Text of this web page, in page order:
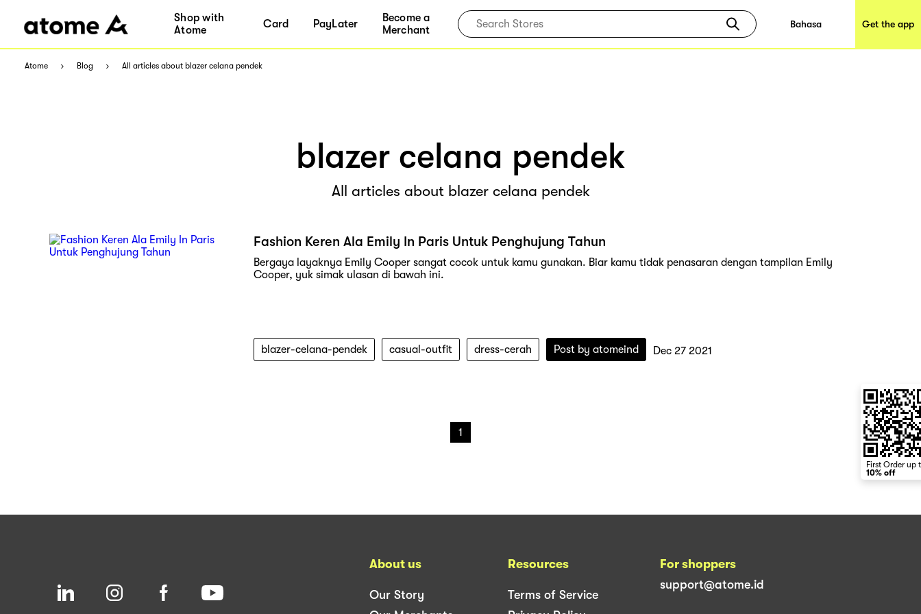
Shop with
Atome
Card PayLater
Become a
Merchant
Bahasa Get the app
Atome Blog All articles about blazer celana pendek
blazer celana pendek
All articles about blazer celana pendek
Fashion Keren Ala Emily In Paris Untuk Penghujung Tahun
Bergaya layaknya Emily Cooper sangat cocok untuk kamu gunakan. Biar kamu tidak penasaran dengan tampilan Emily
Cooper, yuk simak ulasan di bawah ini.
blazer-celana-pendek casual-outfit dress-cerah Post by atomeind Dec 27 2021
1
First Order up
10% off
About us
Our Story
Resources
Terms of Service
For shoppers
support@atome.id